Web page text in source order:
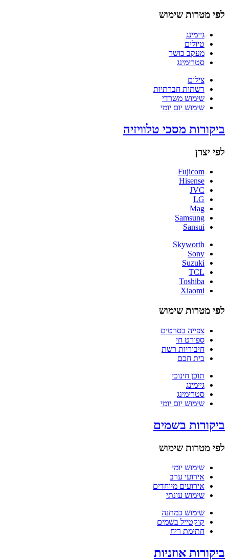
לפי מטרות שימוש
גיימינג
טיולים
מעקב כושר
סטרימינג
צילום
רשתות חברתיות
שימוש משרדי
שימוש יום יומי
ביקורות מסכי טלוויזיה
לפי יצרן
Fujicom
Hisense
JVC
LG
Mag
Samsung
Sansui
Skyworth
Sony
Suzuki
TCL
Toshiba
Xiaomi
לפי מטרות שימוש
צפייה בסרטים
ספורט חי
חיבוריות רשת
בית חכם
תוכן חינוכי
גיימינג
סטרימינג
שימוש יום יומי
ביקורות בשמים
לפי מטרות שימוש
שימוש יומי
אירועי ערב
אירועים מיוחדים
שימוש עונתי
שימוש כמתנה
קוקטייל בשמים
חתימת ריח
ביקורות אוזניות